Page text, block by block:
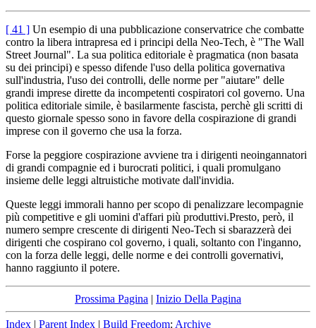
[ 41 ] Un esempio di una pubblicazione conservatrice che combatte
contro la libera intrapresa ed i principi della Neo-Tech, è "The Wall
Street Journal". La sua politica editoriale è pragmatica (non basata
su dei principi) e spesso difende l'uso della politica governativa
sull'industria, l'uso dei controlli, delle norme per "aiutare" delle
grandi imprese dirette da incompetenti cospiratori col governo. Una
politica editoriale simile, è basilarmente fascista, perchè gli scritti di
questo giornale spesso sono in favore della cospirazione di grandi
imprese con il governo che usa la forza.
Forse la peggiore cospirazione avviene tra i dirigenti neoingannatori
di grandi compagnie ed i burocrati politici, i quali promulgano
insieme delle leggi altruistiche motivate dall'invidia.
Queste leggi immorali hanno per scopo di penalizzare lecompagnie
più competitive e gli uomini d'affari più produttivi.Presto, però, il
numero sempre crescente di dirigenti Neo-Tech si sbarazzerà dei
dirigenti che cospirano col governo, i quali, soltanto con l'inganno,
con la forza delle leggi, delle norme e dei controlli governativi,
hanno raggiunto il potere.
Prossima Pagina | Inizio Della Pagina
Index | Parent Index | Build Freedom: Archive